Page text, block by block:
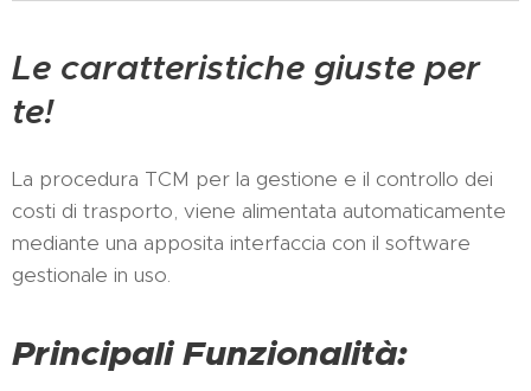
Le caratteristiche giuste per
te!
La procedura TCM per la gestione e il controllo dei
costi di trasporto, viene alimentata automaticamente
mediante una apposita interfaccia con il software
gestionale in uso.
Principali Funzionalità: